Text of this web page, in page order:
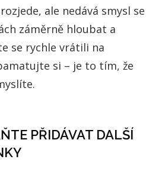
ale nedává smysl se
záměrně hloubat a
se rychle vrátili na
si – je to tím, že
PŘIDÁVAT DALŠÍ